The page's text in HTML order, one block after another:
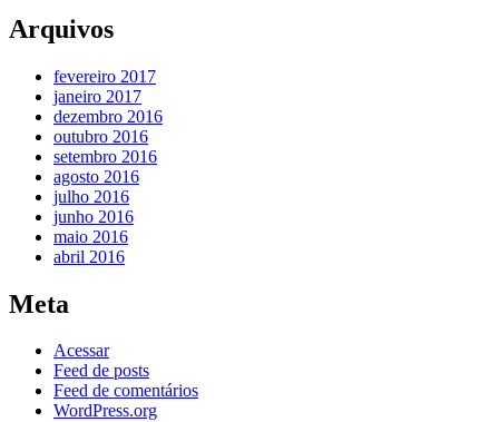
Arquivos
fevereiro 2017
janeiro 2017
dezembro 2016
outubro 2016
setembro 2016
agosto 2016
julho 2016
junho 2016
maio 2016
abril 2016
Meta
Acessar
Feed de posts
Feed de comentários
WordPress.org